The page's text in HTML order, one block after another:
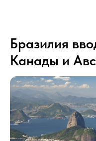
Бразилия
Канады и